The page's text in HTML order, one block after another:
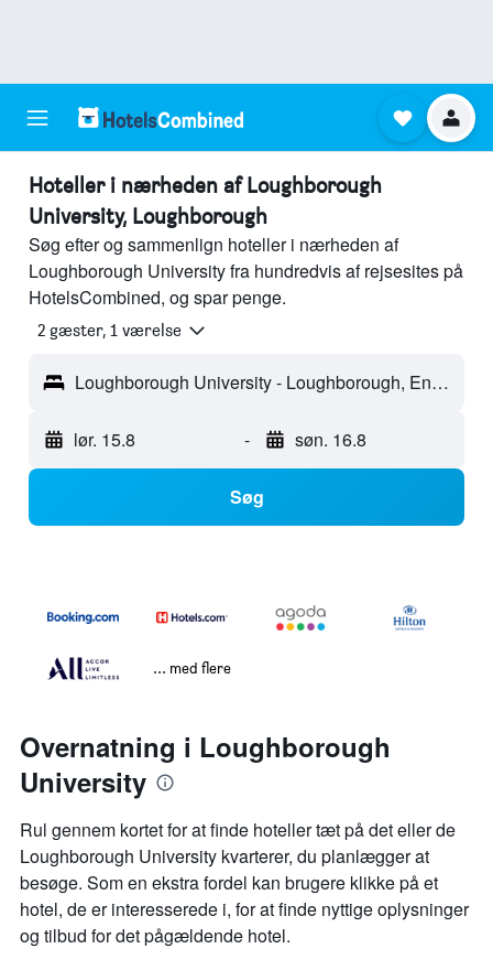
Hoteller i nærheden af Loughborough
University, Loughborough
Søg efter og sammenlign hoteller i nærheden af
Loughborough University fra hundredvis af rejsesites på
HotelsCombined, og spar penge.
2 gæster, 1 værelse
Loughborough University - Loughborough, England, Storbritannien
lør. 15.8 - søn. 16.8
Søg
... med flere
Overnatning i Loughborough
University
Rul gennem kortet for at finde hoteller tæt på det eller de
Loughborough University kvarterer, du planlægger at
besøge. Som en ekstra fordel kan brugere klikke på et
hotel, de er interesserede i, for at finde nyttige oplysninger
og tilbud for det pågældende hotel.